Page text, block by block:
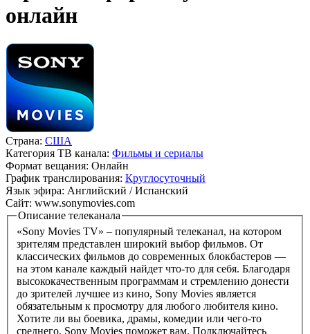
онлайн
Страна: США
Категория ТВ канала: Фильмы и сериалы
Формат вещания: Онлайн
График транслирования: Круглосуточный
Язык эфира: Английский / Испанский
Сайт: www.sonymovies.com
Описание телеканала
«Sony Movies TV» – популярный телеканал, на котором
зрителям представлен широкий выбор фильмов. От
классических фильмов до современных блокбастеров —
на этом канале каждый найдет что-то для себя. Благодаря
высококачественным программам и стремлению донести
до зрителей лучшее из кино, Sony Movies является
обязательным к просмотру для любого любителя кино.
Хотите ли вы боевика, драмы, комедии или чего-то
среднего, Sony Movies поможет вам. Подключайтесь